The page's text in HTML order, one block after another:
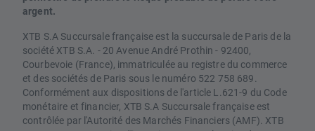
argent.
XTB S.A Succursale française est la succursale de Paris de la
société XTB S.A. - 20 Avenue André Prothin - 92400,
Courbevoie (France), immatriculée au registre du commerce
et des sociétés de Paris sous le numéro 522 758 689.
Conformément aux dispositions de l'article L.621-9 du Code
monétaire et financier, XTB S.A Succursale française est
contrôlée par l'Autorité des Marchés Financiers (AMF). XTB